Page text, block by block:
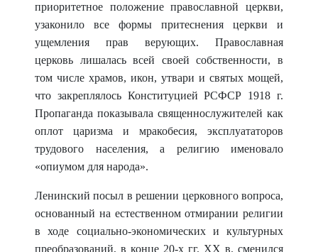
приоритетное положение православной церкви,
узаконило все формы притеснения церкви и
ущемления прав верующих. Православная
церковь лишалась всей своей собственности, в
том числе храмов, икон, утвари и святых мощей,
что закреплялось Конституцией РСФСР 1918 г.
Пропаганда показывала священнослужителей как
оплот царизма и мракобесия, эксплуататоров
трудового населения, а религию именовало
«опиумом для народа».
Ленинский посыл в решении церковного вопроса,
основанный на естественном отмирании религии
в ходе социально-экономических и культурных
преобразований, в конце 20-х гг. XX в. сменился